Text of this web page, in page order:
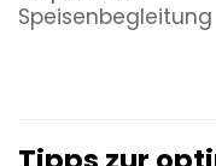
Speisenbegleitung